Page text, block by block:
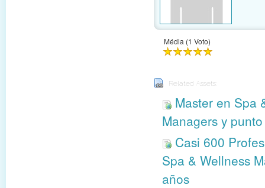
Média (1 Voto)
Related Assets:
Master en Spa
Managers y
Casi 600
Spa & Wellness
años